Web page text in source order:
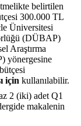
belirtilen
300.000 TL
Üniversitesi
(DÜBAP)
Araştırma
yönergesine
için kullanılabilir.
2 (iki) adet Q1
makalenin